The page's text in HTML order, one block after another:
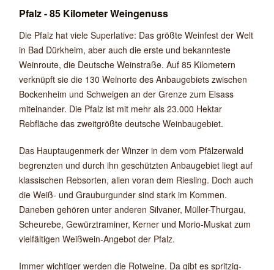
Pfalz - 85 Kilometer Weingenuss
Die Pfalz hat viele Superlative: Das größte Weinfest der Welt
in Bad Dürkheim, aber auch die erste und bekannteste
Weinroute, die Deutsche Weinstraße. Auf 85 Kilometern
verknüpft sie die 130 Weinorte des Anbaugebiets zwischen
Bockenheim und Schweigen an der Grenze zum Elsass
miteinander. Die Pfalz ist mit mehr als 23.000 Hektar
Rebfläche das zweitgrößte deutsche Weinbaugebiet.
Das Hauptaugenmerk der Winzer in dem vom Pfälzerwald
begrenzten und durch ihn geschützten Anbaugebiet liegt auf
klassischen Rebsorten, allen voran dem Riesling. Doch auch
die Weiß- und Grauburgunder sind stark im Kommen.
Daneben gehören unter anderen Silvaner, Müller-Thurgau,
Scheurebe, Gewürztraminer, Kerner und Morio-Muskat zum
vielfältigen Weißwein-Angebot der Pfalz.
Immer wichtiger werden die Rotweine. Da gibt es spritzig-